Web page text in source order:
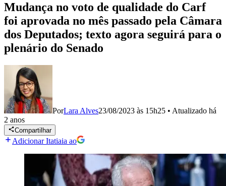
Mudança no voto de qualidade do Carf
foi aprovada no mês passado pela Câmara
dos Deputados; texto agora seguirá para o
plenário do Senado
PorLara Alves23/08/2023 às 15h25 • Atualizado há
2 anos
Compartilhar
Adicionar Itatiaia ao